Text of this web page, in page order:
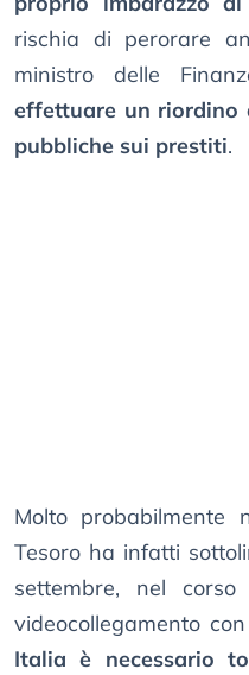
rischia di perorare
ministro delle
effettuare un riordino
pubbliche sui prestiti.
Molto
Tesoro ha infatti
settembre, nel
videocollegamento
Italia è necessario